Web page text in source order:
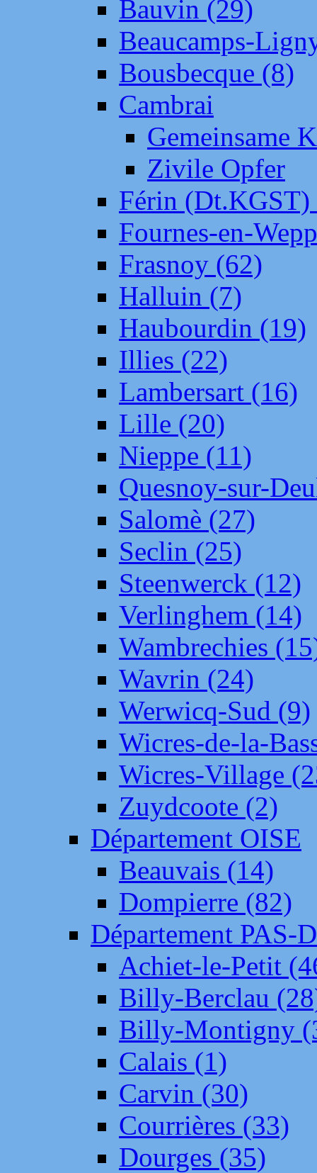
Bauvin (29)
Beaucamps-
Bousbecque (8)
Cambrai
Gemeinsame
Zivile Opfer
Férin (Dt.KGST)
Fournes-en-
Frasnoy (62)
Halluin (7)
Haubourdin (19)
Illies (22)
Lambersart (16)
Lille (20)
Nieppe (11)
Quesnoy-sur-
Salomè (27)
Seclin (25)
Steenwerck (12)
Verlinghem (14)
Wambrechies
Wavrin (24)
Werwicq-Sud (9)
Wicres-de-la-
Wicres-Village
Zuydcoote (2)
Département OISE
Beauvais (14)
Dompierre (82)
Département PAS-
Achiet-le-Petit
Billy-Berclau
Billy-Montigny
Calais (1)
Carvin (30)
Courrières (33)
Dourges (35)